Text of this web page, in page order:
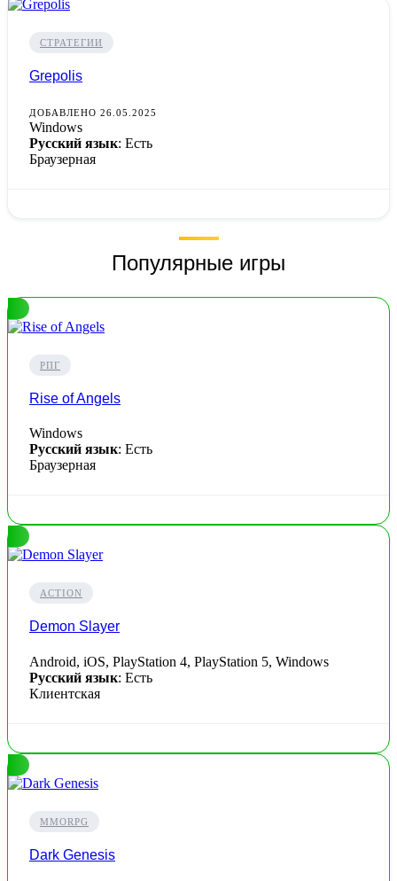
СТРАТЕГИИ
Grepolis
ДОБАВЛЕНО 26.05.2025
Windows
Русский язык: Есть
Браузерная
Популярные игры
РПГ
Rise of Angels
Windows
Русский язык: Есть
Браузерная
ACTION
Demon Slayer
Android, iOS, PlayStation 4, PlayStation 5, Windows
Русский язык: Есть
Клиентская
MMORPG
Dark Genesis